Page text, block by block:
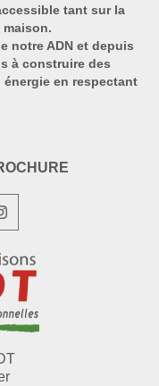
tant sur la
notre ADN et depuis
à construire des
en respectant